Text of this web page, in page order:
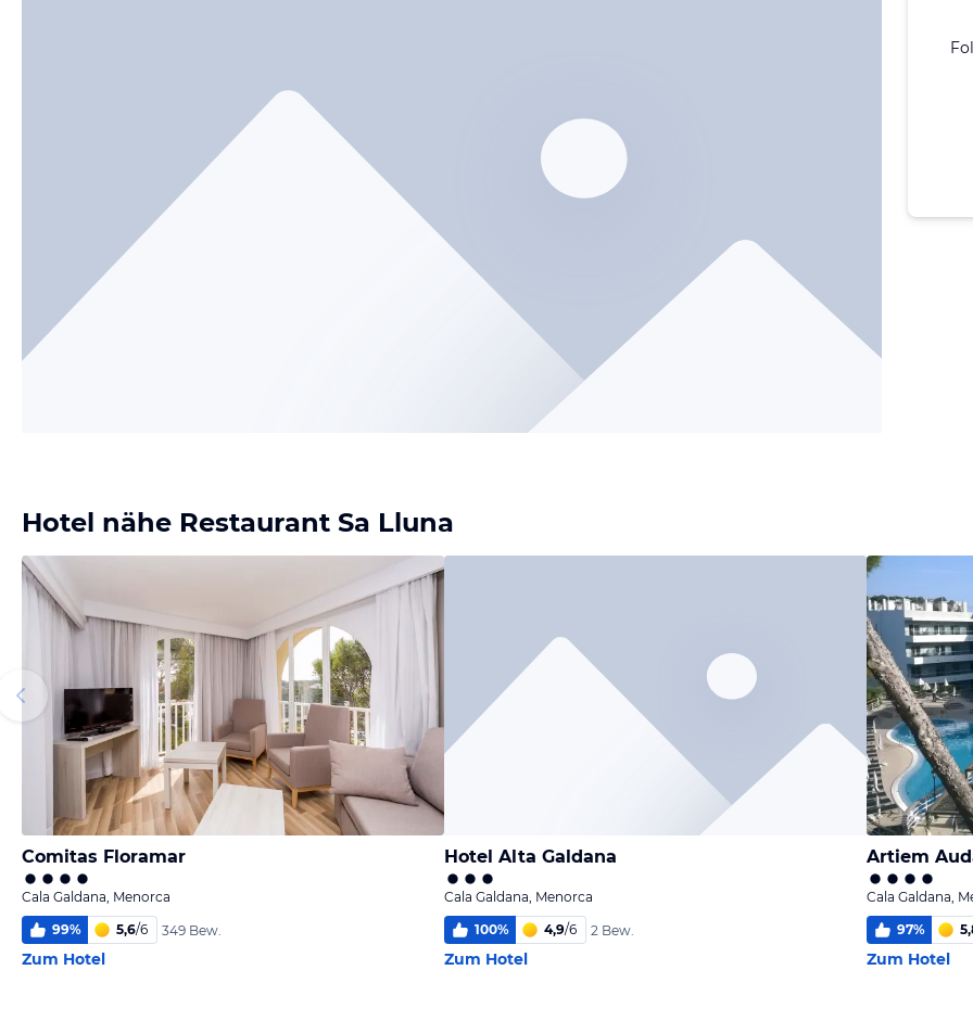
Hotel nähe Restaurant Sa Lluna
Comitas Floramar
Cala Galdana, Menorca
99% 5,6/6 349 Bew.
Zum Hotel
Hotel Alta Galdana
Cala Galdana, Menorca
100% 4,9/6 2 Bew.
Zum Hotel
Artiem
Cala Galdana,
97%
Zum Hotel